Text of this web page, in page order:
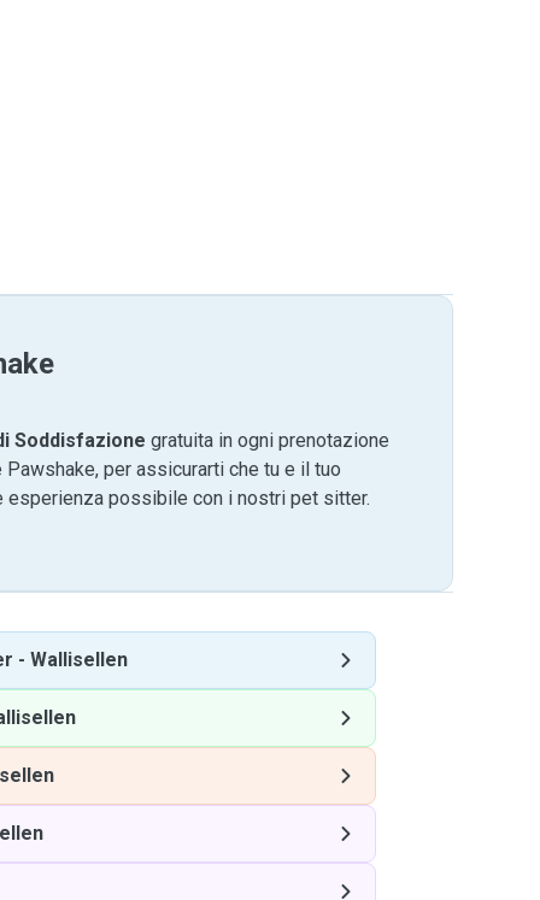
Soddisfazione gratuita in ogni prenotazione
per assicurarti che tu e il tuo
esperienza possibile con i nostri pet sitter.
- Wallisellen